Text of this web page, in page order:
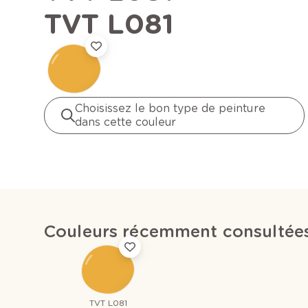
TVT L081
Choisissez le bon type de peinture
dans cette couleur
Couleurs récemment
TVT L081